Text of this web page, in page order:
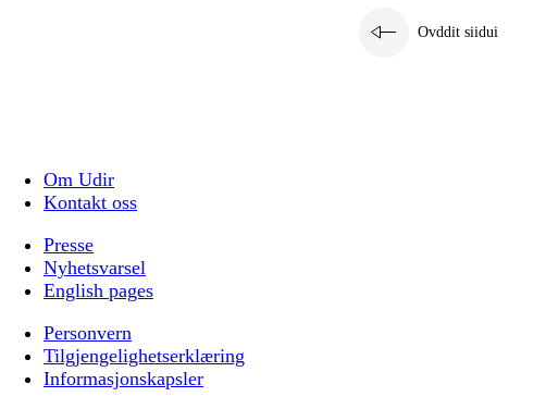
Ovddit siidui
Om Udir
Kontakt oss
Presse
Nyhetsvarsel
English pages
Personvern
Tilgjengelighetserklæring
Informasjonskapsler